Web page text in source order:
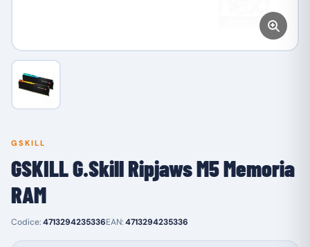
GSKILL
GSKILL G.Skill Ripjaws M5 Memoria
RAM
Codice:4713294235336EAN:4713294235336